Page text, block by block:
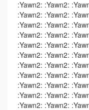
:Yawn2: :Yawn2:
:Yawn2: :Yawn2:
:Yawn2: :Yawn2:
:Yawn2: :Yawn2:
:Yawn2: :Yawn2:
:Yawn2: :Yawn2:
:Yawn2: :Yawn2:
:Yawn2: :Yawn2:
:Yawn2: :Yawn2:
:Yawn2: :Yawn2:
:Yawn2: :Yawn2: